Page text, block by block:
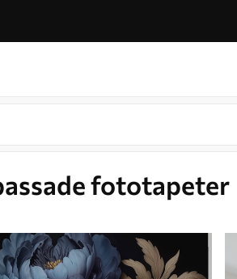
fototapeter